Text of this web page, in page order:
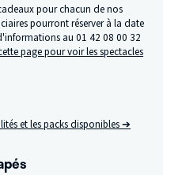
pour chacun de nos
pourront réserver à la date
au 01 42 08 00 32
page pour voir les spectacles
et les packs disponibles ➔